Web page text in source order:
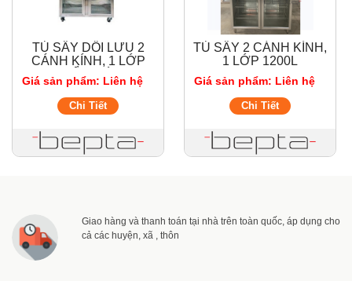
TỦ SẤY DỐI LƯU 2
CÁNH KÍNH, 1 LỚP
(KIỂU MỚI)
Giá sản phẩm: Liên hệ
Chi Tiết
TỦ SẤY 2 CÁNH KÍNH,
1 LỚP 1200L
Giá sản phẩm: Liên hệ
Chi Tiết
Giao hàng và thanh toán tại nhà trên toàn quốc, áp dụng cho
cả các huyện, xã , thôn